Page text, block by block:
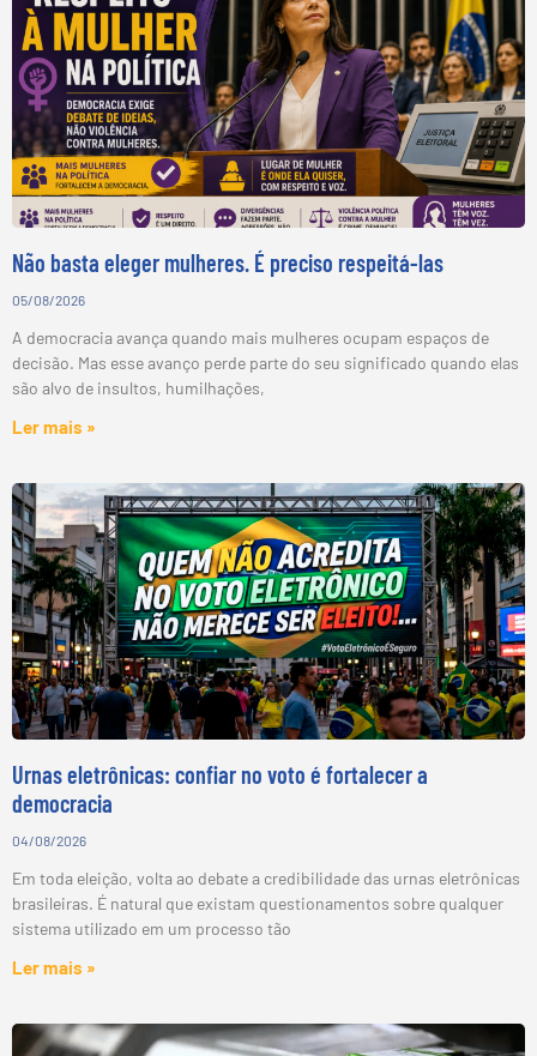
Não basta eleger mulheres. É preciso respeitá-las
05/08/2026
A democracia avança quando mais mulheres ocupam espaços de
decisão. Mas esse avanço perde parte do seu significado quando elas
são alvo de insultos, humilhações,
Ler mais »
Urnas eletrônicas: confiar no voto é fortalecer a
democracia
04/08/2026
Em toda eleição, volta ao debate a credibilidade das urnas eletrônicas
brasileiras. É natural que existam questionamentos sobre qualquer
sistema utilizado em um processo tão
Ler mais »